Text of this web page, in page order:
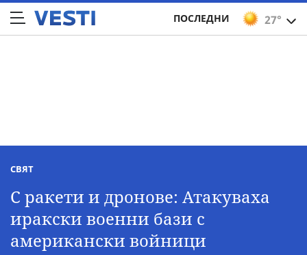
27°
ПОСЛЕДНИ
СВЯТ
С ракети и дронове: Атакуваха
иракски военни бази с
американски войници